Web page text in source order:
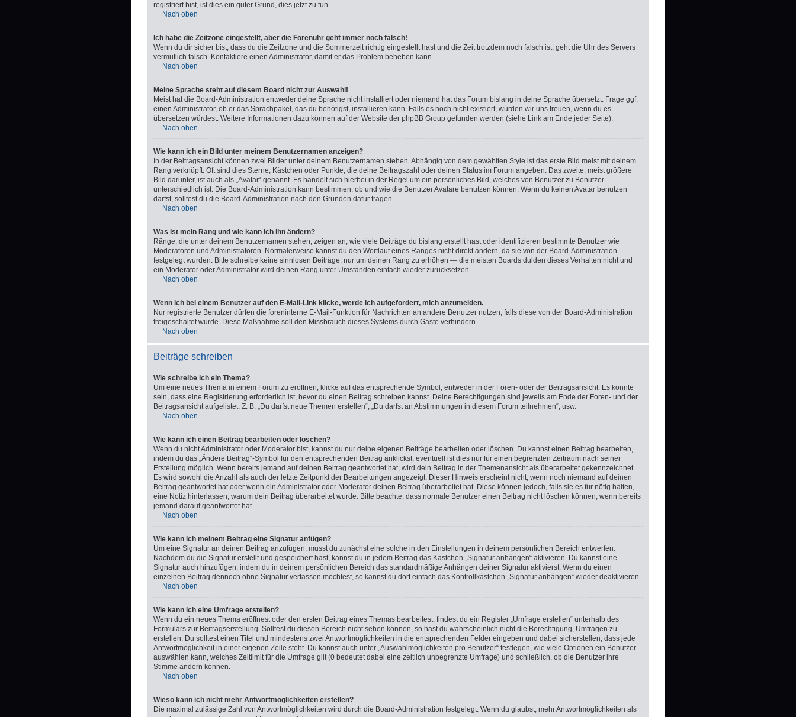
registriert bist, ist dies ein guter Grund, dies jetzt zu tun.
Nach oben
Ich habe die Zeitzone eingestellt, aber die Forenuhr geht immer noch falsch!
Wenn du dir sicher bist, dass du die Zeitzone und die Sommerzeit richtig eingestellt hast und die Zeit trotzdem noch falsch ist, geht die Uhr des Servers
vermutlich falsch. Kontaktiere einen Administrator, damit er das Problem beheben kann.
Nach oben
Meine Sprache steht auf diesem Board nicht zur Auswahl!
Meist hat die Board-Administration entweder deine Sprache nicht installiert oder niemand hat das Forum bislang in deine Sprache übersetzt. Frage ggf.
einen Administrator, ob er das Sprachpaket, das du benötigst, installieren kann. Falls es noch nicht existiert, würden wir uns freuen, wenn du es
übersetzen würdest. Weitere Informationen dazu können auf der Website der phpBB Group gefunden werden (siehe Link am Ende jeder Seite).
Nach oben
Wie kann ich ein Bild unter meinem Benutzernamen anzeigen?
In der Beitragsansicht können zwei Bilder unter deinem Benutzernamen stehen. Abhängig von dem gewählten Style ist das erste Bild meist mit deinem
Rang verknüpft: Oft sind dies Sterne, Kästchen oder Punkte, die deine Beitragszahl oder deinen Status im Forum angeben. Das zweite, meist größere
Bild darunter, ist auch als „Avatar“ genannt. Es handelt sich hierbei in der Regel um ein persönliches Bild, welches von Benutzer zu Benutzer
unterschiedlich ist. Die Board-Administration kann bestimmen, ob und wie die Benutzer Avatare benutzen können. Wenn du keinen Avatar benutzen
darfst, solltest du die Board-Administration nach den Gründen dafür fragen.
Nach oben
Was ist mein Rang und wie kann ich ihn ändern?
Ränge, die unter deinem Benutzernamen stehen, zeigen an, wie viele Beiträge du bislang erstellt hast oder identifizieren bestimmte Benutzer wie
Moderatoren und Administratoren. Normalerweise kannst du den Wortlaut eines Ranges nicht direkt ändern, da sie von der Board-Administration
festgelegt wurden. Bitte schreibe keine sinnlosen Beiträge, nur um deinen Rang zu erhöhen — die meisten Boards dulden dieses Verhalten nicht und
ein Moderator oder Administrator wird deinen Rang unter Umständen einfach wieder zurücksetzen.
Nach oben
Wenn ich bei einem Benutzer auf den E-Mail-Link klicke, werde ich aufgefordert, mich anzumelden.
Nur registrierte Benutzer dürfen die foreninterne E-Mail-Funktion für Nachrichten an andere Benutzer nutzen, falls diese von der Board-Administration
freigeschaltet wurde. Diese Maßnahme soll den Missbrauch dieses Systems durch Gäste verhindern.
Nach oben
Beiträge schreiben
Wie schreibe ich ein Thema?
Um eine neues Thema in einem Forum zu eröffnen, klicke auf das entsprechende Symbol, entweder in der Foren- oder der Beitragsansicht. Es könnte
sein, dass eine Registrierung erforderlich ist, bevor du einen Beitrag schreiben kannst. Deine Berechtigungen sind jeweils am Ende der Foren- und der
Beitragsansicht aufgelistet. Z. B. „Du darfst neue Themen erstellen“, „Du darfst an Abstimmungen in diesem Forum teilnehmen“, usw.
Nach oben
Wie kann ich einen Beitrag bearbeiten oder löschen?
Wenn du nicht Administrator oder Moderator bist, kannst du nur deine eigenen Beiträge bearbeiten oder löschen. Du kannst einen Beitrag bearbeiten,
indem du das „Ändere Beitrag“-Symbol für den entsprechenden Beitrag anklickst; eventuell ist dies nur für einen begrenzten Zeitraum nach seiner
Erstellung möglich. Wenn bereits jemand auf deinen Beitrag geantwortet hat, wird dein Beitrag in der Themenansicht als überarbeitet gekennzeichnet.
Es wird sowohl die Anzahl als auch der letzte Zeitpunkt der Bearbeitungen angezeigt. Dieser Hinweis erscheint nicht, wenn noch niemand auf deinen
Beitrag geantwortet hat oder wenn ein Administrator oder Moderator deinen Beitrag überarbeitet hat. Diese können jedoch, falls sie es für nötig halten,
eine Notiz hinterlassen, warum dein Beitrag überarbeitet wurde. Bitte beachte, dass normale Benutzer einen Beitrag nicht löschen können, wenn bereits
jemand darauf geantwortet hat.
Nach oben
Wie kann ich meinem Beitrag eine Signatur anfügen?
Um eine Signatur an deinen Beitrag anzufügen, musst du zunächst eine solche in den Einstellungen in deinem persönlichen Bereich entwerfen.
Nachdem du die Signatur erstellt und gespeichert hast, kannst du in jedem Beitrag das Kästchen „Signatur anhängen“ aktivieren. Du kannst eine
Signatur auch hinzufügen, indem du in deinem persönlichen Bereich das standardmäßige Anhängen deiner Signatur aktivierst. Wenn du einen
einzelnen Beitrag dennoch ohne Signatur verfassen möchtest, so kannst du dort einfach das Kontrollkästchen „Signatur anhängen“ wieder deaktivieren.
Nach oben
Wie kann ich eine Umfrage erstellen?
Wenn du ein neues Thema eröffnest oder den ersten Beitrag eines Themas bearbeitest, findest du ein Register „Umfrage erstellen“ unterhalb des
Formulars zur Beitragserstellung. Solltest du diesen Bereich nicht sehen können, so hast du wahrscheinlich nicht die Berechtigung, Umfragen zu
erstellen. Du solltest einen Titel und mindestens zwei Antwortmöglichkeiten in die entsprechenden Felder eingeben und dabei sicherstellen, dass jede
Antwortmöglichkeit in einer eigenen Zeile steht. Du kannst auch unter „Auswahlmöglichkeiten pro Benutzer“ festlegen, wie viele Optionen ein Benutzer
auswählen kann, welches Zeitlimit für die Umfrage gilt (0 bedeutet dabei eine zeitlich unbegrenzte Umfrage) und schließlich, ob die Benutzer ihre
Stimme ändern können.
Nach oben
Wieso kann ich nicht mehr Antwortmöglichkeiten erstellen?
Die maximal zulässige Zahl von Antwortmöglichkeiten wird durch die Board-Administration festgelegt. Wenn du glaubst, mehr Antwortmöglichkeiten als